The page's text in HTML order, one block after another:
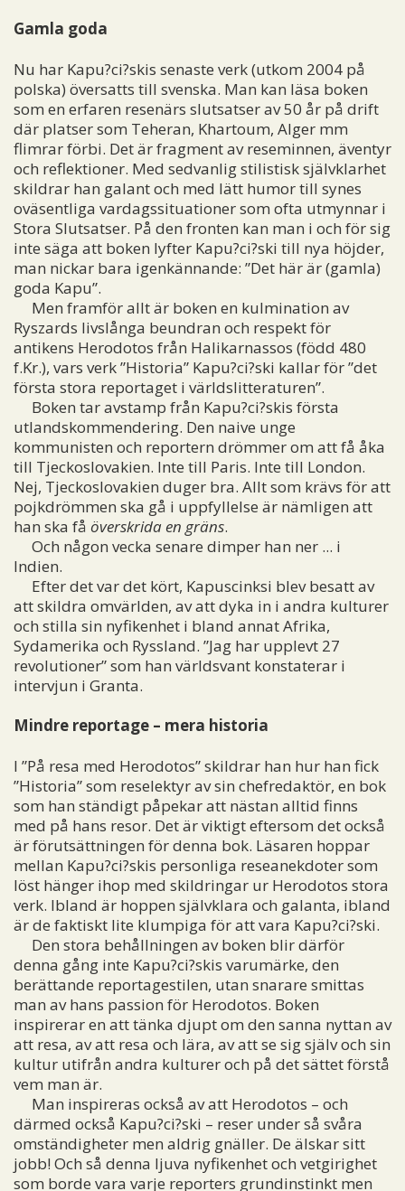
Gamla goda
Nu har Kapu?ci?skis senaste verk (utkom 2004 på
polska) översatts till svenska. Man kan läsa boken
som en erfaren resenärs slutsatser av 50 år på drift
där platser som Teheran, Khartoum, Alger mm
flimrar förbi. Det är fragment av reseminnen, äventyr
och reflektioner. Med sedvanlig stilistisk självklarhet
skildrar han galant och med lätt humor till synes
oväsentliga vardagssituationer som ofta utmynnar i
Stora Slutsatser. På den fronten kan man i och för sig
inte säga att boken lyfter Kapu?ci?ski till nya höjder,
man nickar bara igenkännande: ”Det här är (gamla)
goda Kapu”.
Men framför allt är boken en kulmination av
Ryszards livslånga beundran och respekt för
antikens Herodotos från Halikarnassos (född 480
f.Kr.), vars verk ”Historia” Kapu?ci?ski kallar för ”det
första stora reportaget i världslitteraturen”.
Boken tar avstamp från Kapu?ci?skis första
utlandskommendering. Den naive unge
kommunisten och reportern drömmer om att få åka
till Tjeckoslovakien. Inte till Paris. Inte till London.
Nej, Tjeckoslovakien duger bra. Allt som krävs för att
pojkdrömmen ska gå i uppfyllelse är nämligen att
han ska få överskrida en gräns.
Och någon vecka senare dimper han ner ... i
Indien.
Efter det var det kört, Kapuscinksi blev besatt av
att skildra omvärlden, av att dyka in i andra kulturer
och stilla sin nyfikenhet i bland annat Afrika,
Sydamerika och Ryssland. ”Jag har upplevt 27
revolutioner” som han världsvant konstaterar i
intervjun i Granta.
Mindre reportage – mera historia
I ”På resa med Herodotos” skildrar han hur han fick
”Historia” som reselektyr av sin chefredaktör, en bok
som han ständigt påpekar att nästan alltid finns
med på hans resor. Det är viktigt eftersom det också
är förutsättningen för denna bok. Läsaren hoppar
mellan Kapu?ci?skis personliga reseanekdoter som
löst hänger ihop med skildringar ur Herodotos stora
verk. Ibland är hoppen självklara och galanta, ibland
är de faktiskt lite klumpiga för att vara Kapu?ci?ski.
Den stora behållningen av boken blir därför
denna gång inte Kapu?ci?skis varumärke, den
berättande reportagestilen, utan snarare smittas
man av hans passion för Herodotos. Boken
inspirerar en att tänka djupt om den sanna nyttan av
att resa, av att resa och lära, av att se sig själv och sin
kultur utifrån andra kulturer och på det sättet förstå
vem man är.
Man inspireras också av att Herodotos – och
därmed också Kapu?ci?ski – reser under så svåra
omständigheter men aldrig gnäller. De älskar sitt
jobb! Och så denna ljuva nyfikenhet och vetgirighet
som borde vara varje reporters grundinstinkt men